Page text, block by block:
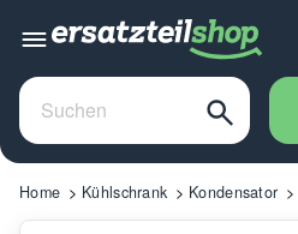
Home Kühlschrank Kondensator